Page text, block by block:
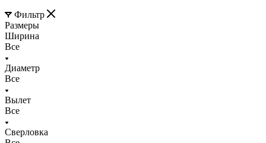
Фильтр
Размеры
Ширина
Все
Диаметр
Все
Вылет
Все
Сверловка